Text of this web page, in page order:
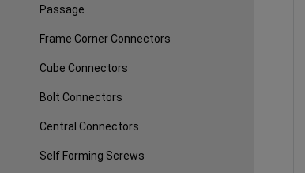
Passage
Frame Corner Connectors
Cube Connectors
Bolt Connectors
Central Connectors
Self Forming Screws